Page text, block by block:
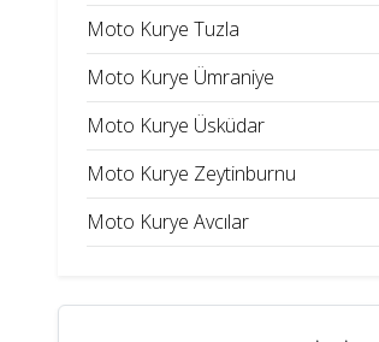
Moto Kurye Tuzla
Moto Kurye Ümraniye
Moto Kurye Üsküdar
Moto Kurye Zeytinburnu
Moto Kurye Avcılar